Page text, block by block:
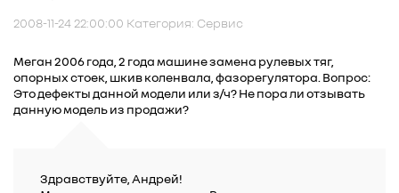
2008-11-24 22:00:00 Категория: Сервис
Меган 2006 года, 2 года машине замена рулевых тяг,
опорных стоек, шкив коленвала, фазорегулятора. Вопрос:
Это дефекты данной модели или з/ч? Не пора ли отзывать
данную модель из продажи?
Здравствуйте, Андрей!